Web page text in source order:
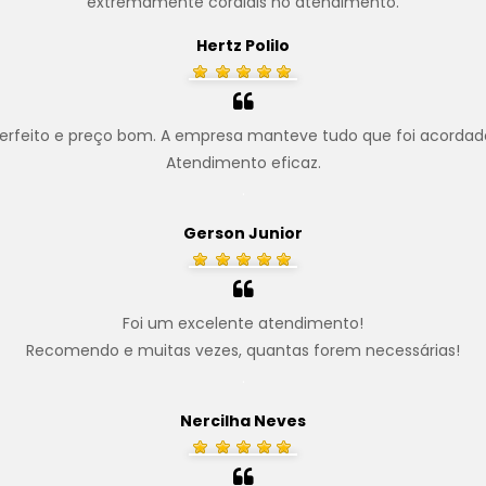
Hertz Polilo
e preço bom. A empresa manteve tudo que foi
Atendimento eficaz.
Gerson Junior
Foi um excelente atendimento!
Recomendo e muitas vezes, quantas forem necessárias!
Nercilha Neves